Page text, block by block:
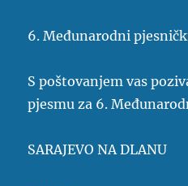
6. Međunarodni
S poštovanjem vas
pjesmu za 6.
SARAJEVO NA DLANU